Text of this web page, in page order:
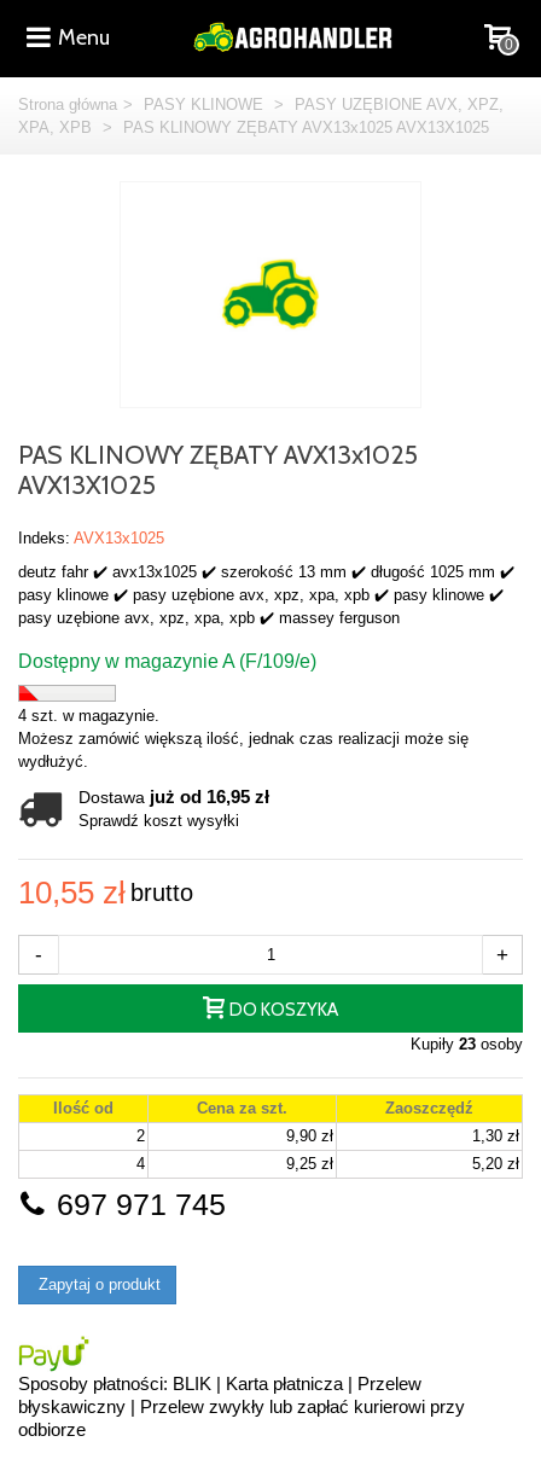
Menu 0
Strona główna > PASY KLINOWE >
PASY UZĘBIONE AVX, XPZ,
XPA, XPB
> PAS KLINOWY ZĘBATY AVX13x1025 AVX13X1025
PAS KLINOWY ZĘBATY AVX13x1025
AVX13X1025
Indeks: AVX13x1025
deutz fahr ✔️ avx13x1025 ✔️ szerokość 13 mm ✔️ długość 1025 mm ✔️
pasy klinowe ✔️ pasy uzębione avx, xpz, xpa, xpb ✔️ pasy klinowe ✔️
pasy uzębione avx, xpz, xpa, xpb ✔️ massey ferguson
Dostępny w magazynie A (F/109/e)
4 szt. w magazynie.
Możesz zamówić większą ilość, jednak czas realizacji może się
wydłużyć.
Dostawa już od 16,95 zł
Sprawdź koszt wysyłki
10,55 zł brutto
- +
DO KOSZYKA
Kupiły 23 osoby
Ilość od Cena za szt.
Zaoszczędź
2
9,90 zł
1,30 zł
4
9,25 zł 5,20 zł
697 971 745
Zapytaj o produkt
Sposoby płatności: BLIK | Karta płatnicza | Przelew
błyskawiczny | Przelew zwykły lub zapłać kurierowi przy
odbiorze